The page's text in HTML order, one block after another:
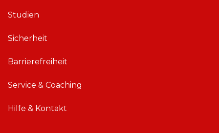
Studien
Sicherheit
Barrierefreiheit
Service & Coaching
Hilfe & Kontakt